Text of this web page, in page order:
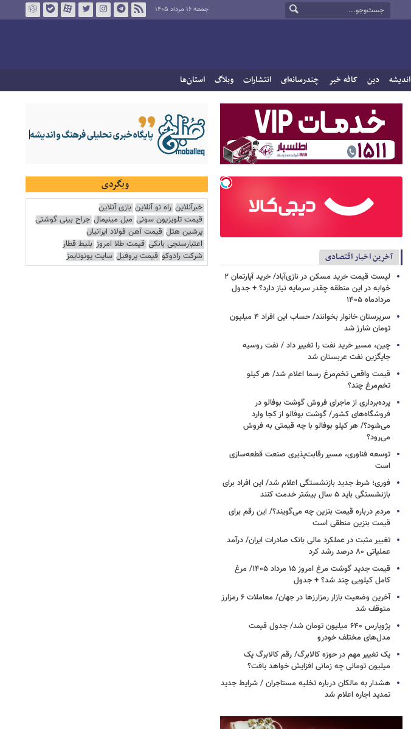
جمعه ۱۶ مرداد ۱۴۰۵
اندیشه دین کافه خبر چندرسانه‌ای انتشارات وبلاگ استان‌ها
آخرین اخبار اقتصادی
لیست قیمت خرید مسکن در نازی‌آباد/ خرید آپارتمان ۲
خوابه در این منطقه چقدر سرمایه نیاز دارد؟ + جدول
مردادماه ۱۴۰۵
سرپرستان خانوار بخوانند/ حساب این افراد ۴ میلیون
تومان شارژ شد
چین، مسیر خرید نفت را تغییر داد / نفت روسیه
جایگزین نفت عربستان شد
قیمت واقعی تخم‌مرغ رسما اعلام شد/ هر کیلو
تخم‌مرغ چند؟
پرده‌برداری از ماجرای فروش گوشت بوفالو در
فروشگاه‌های کشور/ گوشت بوفالو از کجا وارد
می‌شود؟/ هر کیلو بوفالو با چه قیمتی به فروش
می‌رود؟
توسعه فناوری، مسیر رقابت‌پذیری صنعت قطعه‌سازی
است
فوری؛ شرط جدید بازنشستگی اعلام شد/ این افراد برای
بازنشستگی باید ۵ سال بیشتر خدمت کنند
مردم درباره قیمت بنزین چه می‌گویند؟/ این رقم برای
قیمت بنزین منطقی است
تغییر مثبت در عملکرد مالی بانک صادرات ایران/ درآمد
عملیاتی ۸۰ درصد رشد کرد
قیمت جدید گوشت مرغ امروز ۱۵ مرداد ۱۴۰۵/ مرغ
کامل کیلویی چند شد؟ + جدول
آخرین وضعیت بازار رمزارزها در جهان/ معاملات ۶ رمزارز
متوقف شد
پژوپارس ۶۴۰ میلیون تومان شد/ جدول قیمت
مدل‌های مختلف خودرو
یک تغییر مهم در حوزه کالابرگ/ رقم کالابرگ یک
میلیون تومانی چه زمانی افزایش خواهد یافت؟
هشدار به مالکان درباره تخلیه مستاجران / شرایط جدید
تمدید اجاره اعلام شد
وبگردی
خبرآنلاین راه نو آنلاین بازی آنلاین
قیمت تلویزیون سونی مبل مینیمال جراح بینی گوشتی
پرشین هتل قیمت آهن فولاد ایرانیان
اعتبارسنجی بانکی قیمت طلا امروز بلیط قطار
شرکت رادوکو قیمت پروفیل سایت یوتوتایمز